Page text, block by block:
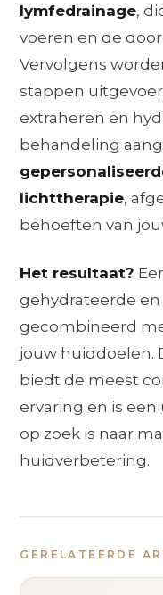
lymfedrainage,
voeren en de
Vervolgens
stappen
extraheren en
behandeling
lichttherapie,
behoeften van
Het resultaat?
gehydrateerde
gecombineerd
jouw huiddoelen.
biedt de meest
ervaring en is
op zoek is naar
huidverbetering.
GERELATEERDE